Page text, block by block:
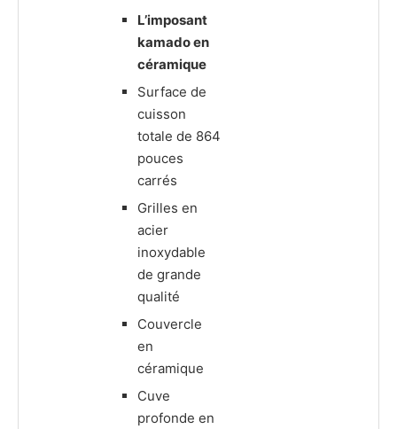
L’imposant
kamado en
céramique
Surface de
cuisson
totale de 864
pouces
carrés
Grilles en
acier
inoxydable
de grande
qualité
Couvercle
en
céramique
Cuve
profonde en